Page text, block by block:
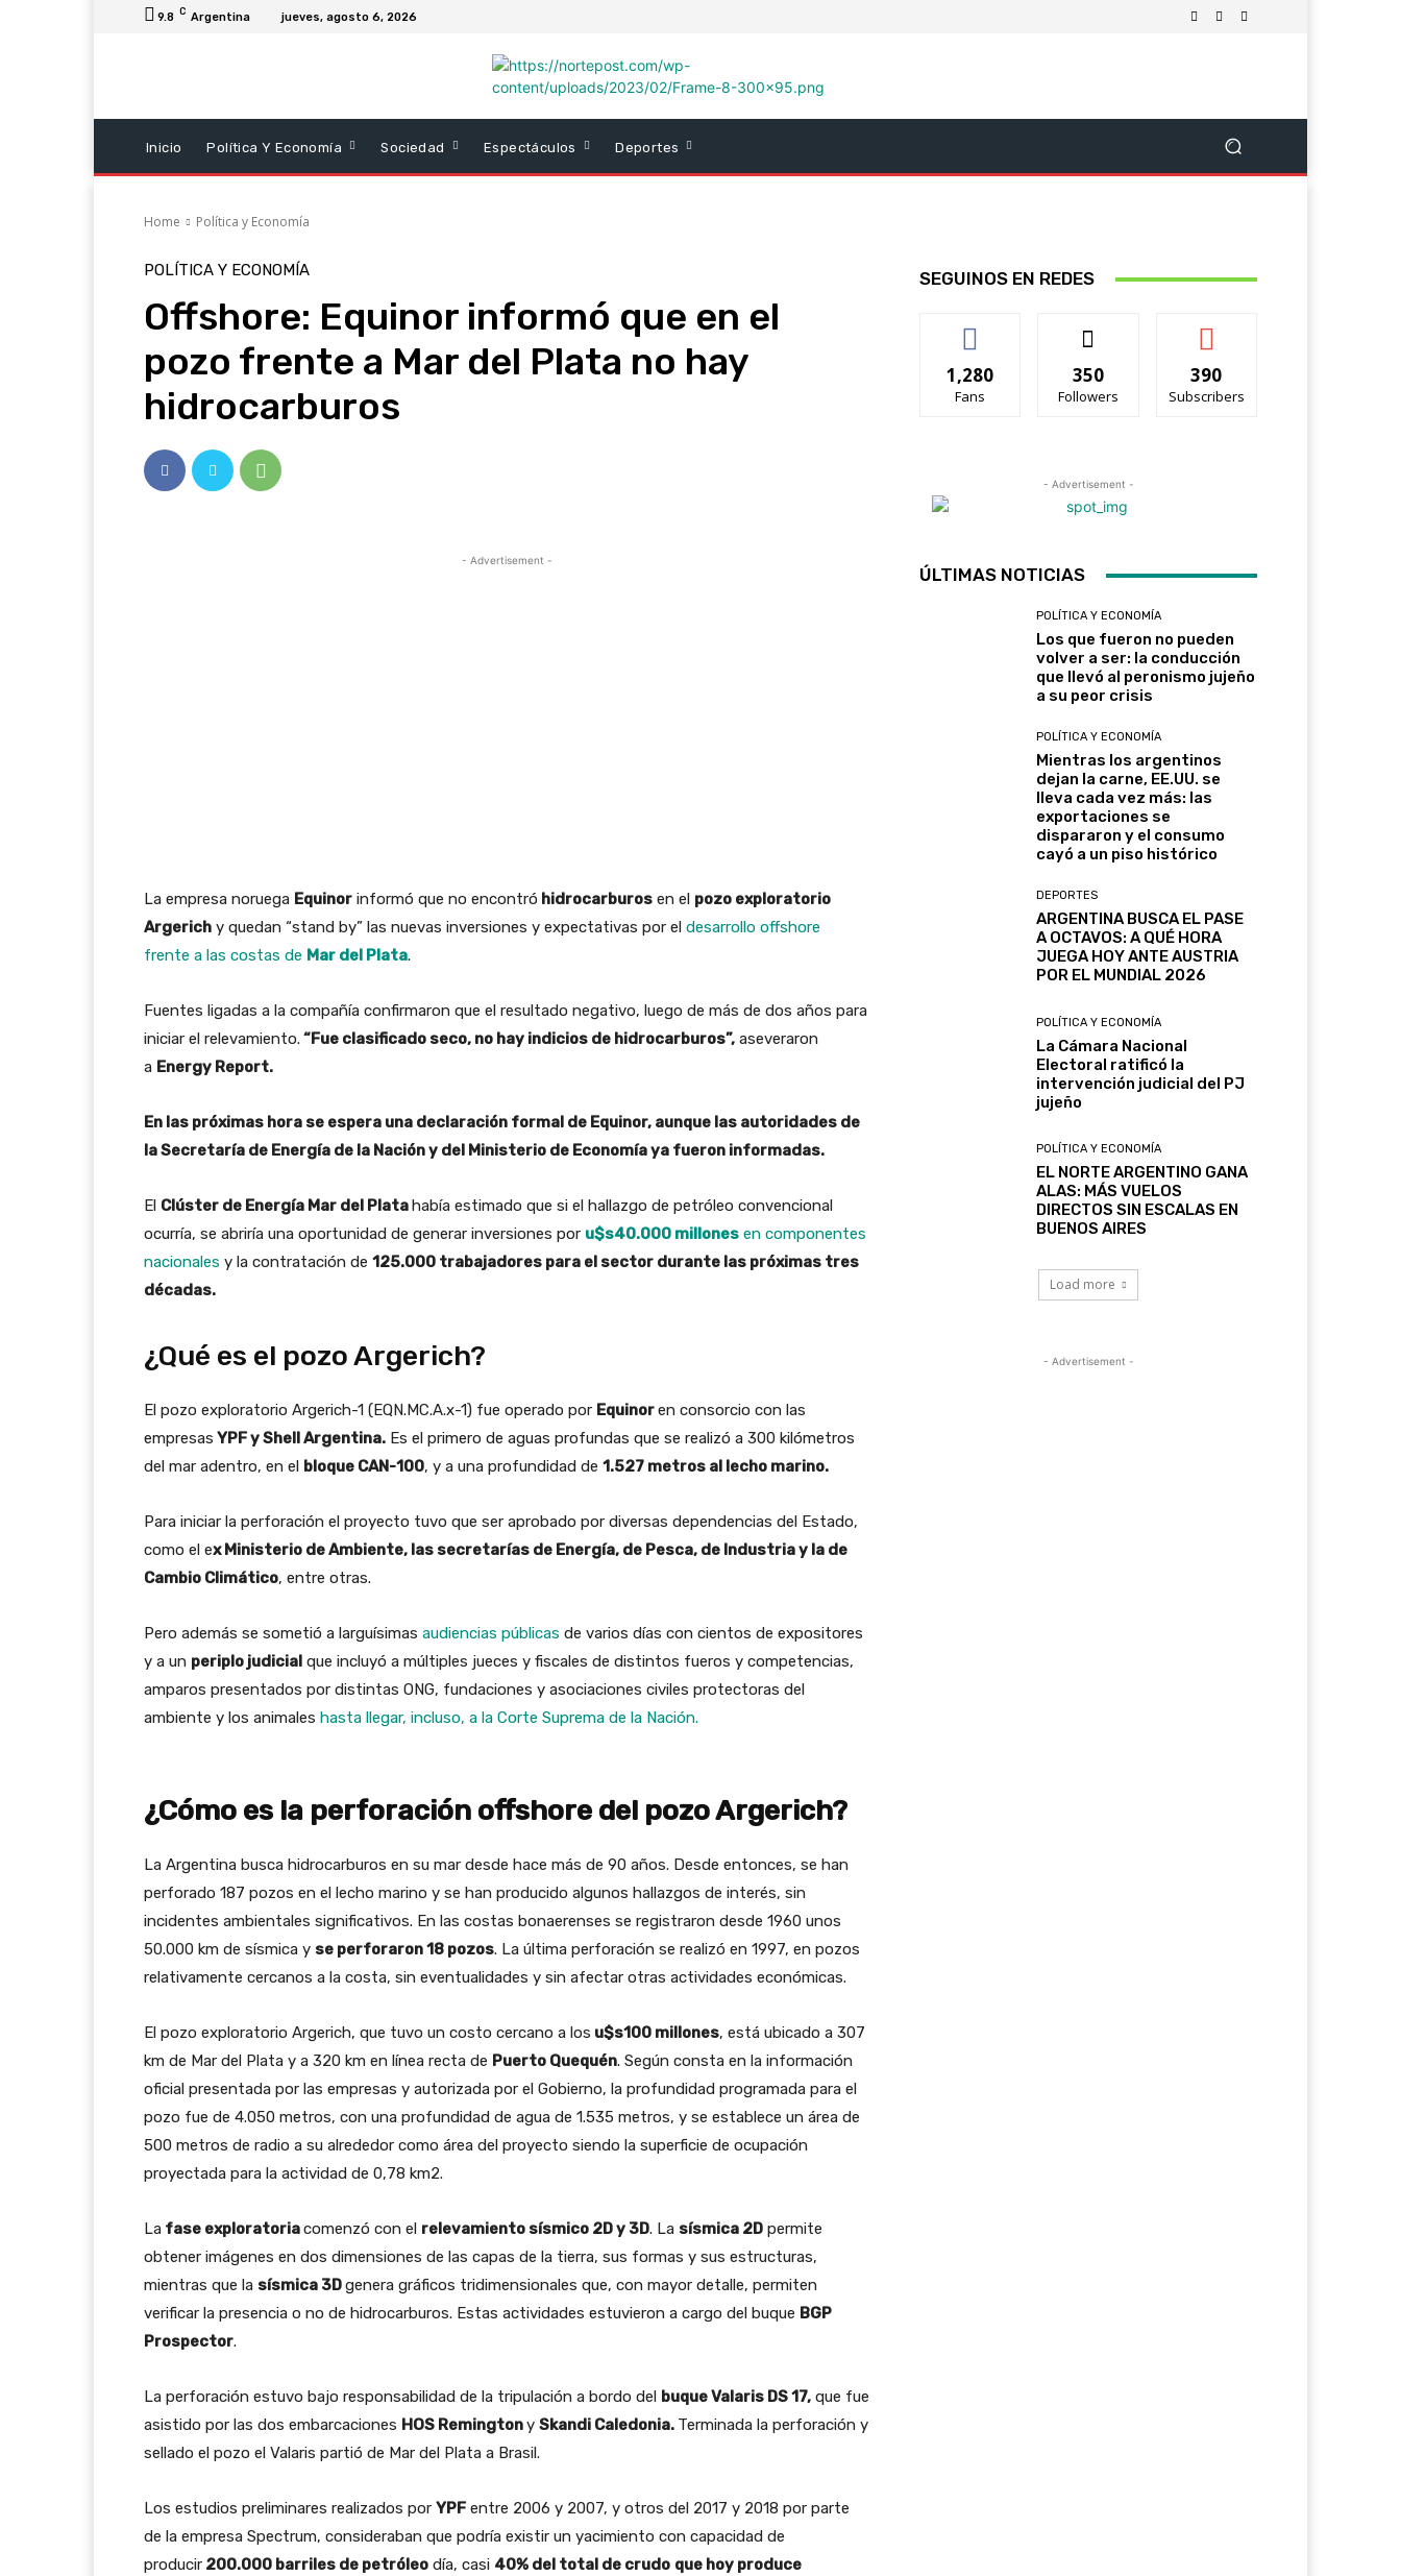
9.8 C Argentina jueves, agosto 6, 2026
Inicio Política Y Economía Sociedad Espectáculos Deportes
Home Política y Economía
POLÍTICA Y ECONOMÍA
Offshore: Equinor informó que en el
pozo frente a Mar del Plata no hay
hidrocarburos
- Advertisement -
La empresa noruega Equinor informó que no encontró hidrocarburos en el pozo exploratorio
Argerich y quedan “stand by” las nuevas inversiones y expectativas por el desarrollo offshore
frente a las costas de Mar del Plata.
Fuentes ligadas a la compañía confirmaron que el resultado negativo, luego de más de dos años para
iniciar el relevamiento. “Fue clasificado seco, no hay indicios de hidrocarburos”, aseveraron
a Energy Report.
En las próximas hora se espera una declaración formal de Equinor, aunque las autoridades de
la Secretaría de Energía de la Nación y del Ministerio de Economía ya fueron informadas.
El Clúster de Energía Mar del Platahabía estimado que si el hallazgo de petróleo convencional
ocurría, se abriría una oportunidad de generar inversiones por u$s40.000 millones en componentes
nacionales y la contratación de 125.000 trabajadores para el sector durante las próximas tres
décadas.
¿Qué es el pozo Argerich?
El pozo exploratorio Argerich-1 (EQN.MC.A.x-1) fue operado por Equinoren consorcio con las
empresas YPF y Shell Argentina. Es el primero de aguas profundas que se realizó a 300 kilómetros
del mar adentro, en el bloque CAN-100, y a una profundidad de 1.527 metros al lecho marino.
Para iniciar la perforación el proyecto tuvo que ser aprobado por diversas dependencias del Estado,
como el ex Ministerio de Ambiente, las secretarías de Energía, de Pesca, de Industria y la de
Cambio Climático, entre otras.
Pero además se sometió a larguísimas audiencias públicas de varios días con cientos de expositores
y a un periplo judicial que incluyó a múltiples jueces y fiscales de distintos fueros y competencias,
amparos presentados por distintas ONG, fundaciones y asociaciones civiles protectoras del
ambiente y los animales hasta llegar, incluso, a la Corte Suprema de la Nación.
¿Cómo es la perforación offshore del pozo Argerich?
La Argentina busca hidrocarburos en su mar desde hace más de 90 años. Desde entonces, se han
perforado 187 pozos en el lecho marino y se han producido algunos hallazgos de interés, sin
incidentes ambientales significativos. En las costas bonaerenses se registraron desde 1960 unos
50.000 km de sísmica y se perforaron 18 pozos. La última perforación se realizó en 1997, en pozos
relativamente cercanos a la costa, sin eventualidades y sin afectar otras actividades económicas.
El pozo exploratorio Argerich, que tuvo un costo cercano a los u$s100 millones, está ubicado a 307
km de Mar del Plata y a 320 km en línea recta de Puerto Quequén. Según consta en la información
oficial presentada por las empresas y autorizada por el Gobierno, la profundidad programada para el
pozo fue de 4.050 metros, con una profundidad de agua de 1.535 metros, y se establece un área de
500 metros de radio a su alrededor como área del proyecto siendo la superficie de ocupación
proyectada para la actividad de 0,78 km2.
La fase exploratoriacomenzó con el relevamiento sísmico 2D y 3D. La sísmica 2D permite
obtener imágenes en dos dimensiones de las capas de la tierra, sus formas y sus estructuras,
mientras que la sísmica 3Dgenera gráficos tridimensionales que, con mayor detalle, permiten
verificar la presencia o no de hidrocarburos. Estas actividades estuvieron a cargo del buque BGP
Prospector.
La perforación estuvo bajo responsabilidad de la tripulación a bordo del buque Valaris DS 17, que fue
asistido por las dos embarcaciones HOS Remingtony Skandi Caledonia. Terminada la perforación y
sellado el pozo el Valaris partió de Mar del Plata a Brasil.
Los estudios preliminares realizados por YPFentre 2006 y 2007, y otros del 2017 y 2018 por parte
de la empresa Spectrum, consideraban que podría existir un yacimiento con capacidad de
producir 200.000 barriles de petróleo día, casi 40% del total de crudo que hoy produce
SEGUINOS EN REDES
1,280
Fans
350
Followers
390
Subscribers
- Advertisement -
ÚLTIMAS NOTICIAS
POLÍTICA Y ECONOMÍA
Los que fueron no pueden
volver a ser: la conducción
que llevó al peronismo jujeño
a su peor crisis
POLÍTICA Y ECONOMÍA
Mientras los argentinos
dejan la carne, EE.UU. se
lleva cada vez más: las
exportaciones se
dispararon y el consumo
cayó a un piso histórico
DEPORTES
ARGENTINA BUSCA EL PASE
A OCTAVOS: A QUÉ HORA
JUEGA HOY ANTE AUSTRIA
POR EL MUNDIAL 2026
POLÍTICA Y ECONOMÍA
La Cámara Nacional
Electoral ratificó la
intervención judicial del PJ
jujeño
POLÍTICA Y ECONOMÍA
EL NORTE ARGENTINO GANA
ALAS: MÁS VUELOS
DIRECTOS SIN ESCALAS EN
BUENOS AIRES
Load more
- Advertisement -